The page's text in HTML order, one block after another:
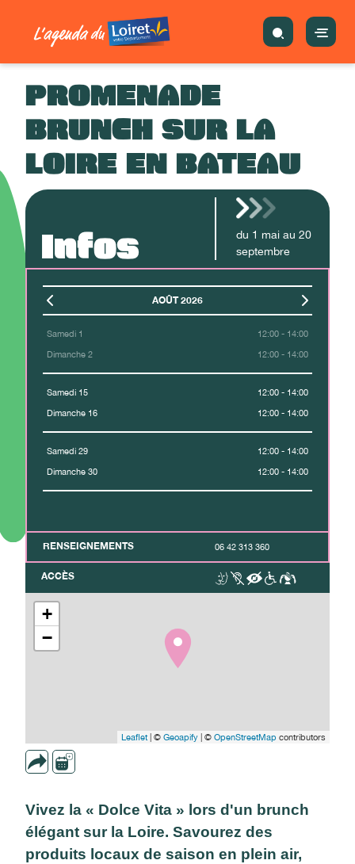
PROMENADE
BRUNCH SUR LA
LOIRE EN BATEAU
Infos du 1 mai au 20
septembre
AOÛT 2026
Samedi 1 12:00 - 14:00
Dimanche 2 12:00 - 14:00
Samedi 15 12:00 - 14:00
Dimanche 16 12:00 - 14:00
Samedi 29 12:00 - 14:00
Dimanche 30 12:00 - 14:00
RENSEIGNEMENTS 06 42 313 360
ACCÈS
+
−
Leaflet| © Geoapify | © OpenStreetMap contributors
Vivez la « Dolce Vita » lors d'un brunch
élégant sur la Loire. Savourez des
produits locaux de saison en plein air,